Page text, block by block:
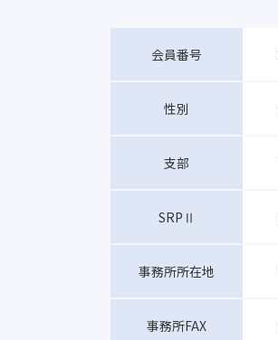
会員番号
性別
支部
SRPⅡ
事務所所在地
事務所FAX